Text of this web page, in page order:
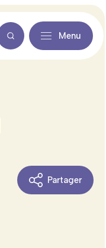
Menu
Partager